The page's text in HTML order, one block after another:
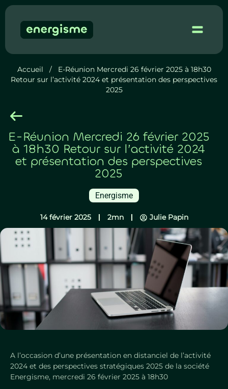
Accueil / E-Réunion Mercredi 26 février 2025 à 18h30
Retour sur l’activité 2024 et présentation des perspectives
2025
E-Réunion Mercredi 26 février 2025
à 18h30 Retour sur l’activité 2024
et présentation des perspectives
2025
Energisme
14 février 2025 2mn Julie Papin
A l’occasion d’une présentation en distanciel de l’activité
2024 et des perspectives stratégiques 2025 de la société
Energisme, mercredi 26 février 2025 à 18h30